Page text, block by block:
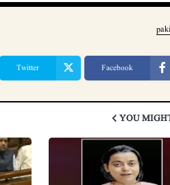
Facebook
Twitter
YOU